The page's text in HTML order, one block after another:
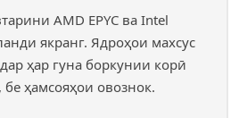
AMD EPYC ва Intel
якранг. Ядроҳои махсус
ҳар гуна боркунии корӣ
ҳамсояҳои овознок.